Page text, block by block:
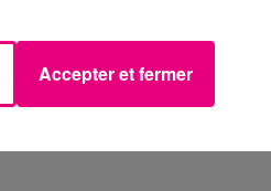
Accepter et fermer